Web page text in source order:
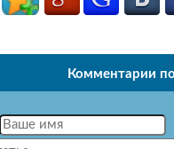
Комментарии